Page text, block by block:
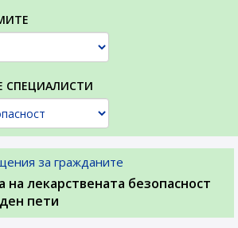
СПЕЦИАЛИСТИ
за гражданите
на лекарствената безопасност
пети